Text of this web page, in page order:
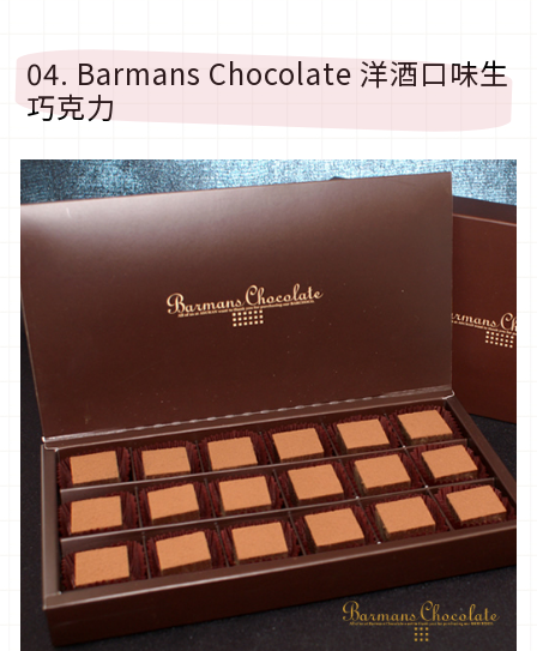
04. Barmans Chocolate 洋酒口味生
巧克力